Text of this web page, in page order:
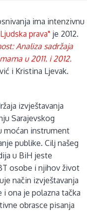
ima intenzivnu
prava" je 2012.
Analiza sadržaja
u 2011. i 2012.
i Kristina Ljevak.
izvještavanja
Sarajevskog
moćan instrument
publike. Cilj našeg
u BiH jeste
osobe i njihov život
način izvještavanja
i ona je polazna tačka
obrasce pisanja